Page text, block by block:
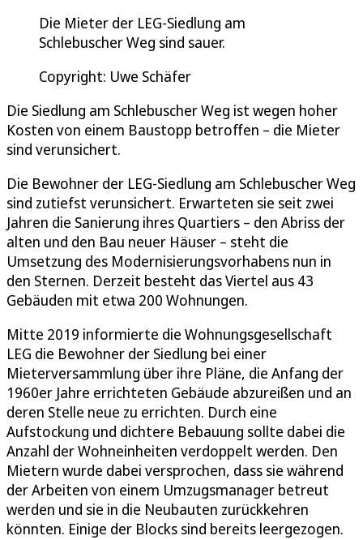
Die Mieter der LEG-Siedlung am
Schlebuscher Weg sind sauer.
Copyright: Uwe Schäfer
Die Siedlung am Schlebuscher Weg ist wegen hoher
Kosten von einem Baustopp betroffen – die Mieter
sind verunsichert.
Die Bewohner der LEG-Siedlung am Schlebuscher Weg
sind zutiefst verunsichert. Erwarteten sie seit zwei
Jahren die Sanierung ihres Quartiers – den Abriss der
alten und den Bau neuer Häuser – steht die
Umsetzung des Modernisierungsvorhabens nun in
den Sternen. Derzeit besteht das Viertel aus 43
Gebäuden mit etwa 200 Wohnungen.
Mitte 2019 informierte die Wohnungsgesellschaft
LEG die Bewohner der Siedlung bei einer
Mieterversammlung über ihre Pläne, die Anfang der
1960er Jahre errichteten Gebäude abzureißen und an
deren Stelle neue zu errichten. Durch eine
Aufstockung und dichtere Bebauung sollte dabei die
Anzahl der Wohneinheiten verdoppelt werden. Den
Mietern wurde dabei versprochen, dass sie während
der Arbeiten von einem Umzugsmanager betreut
werden und sie in die Neubauten zurückkehren
könnten. Einige der Blocks sind bereits leergezogen.